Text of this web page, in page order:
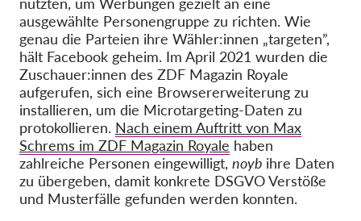
ausgewählte Personengruppe zu richten. Wie
genau die Parteien ihre Wähler:innen „targeten”,
hält Facebook geheim. Im April 2021 wurden die
Zuschauer:innen des ZDF Magazin Royale
aufgerufen, sich eine Browsererweiterung zu
installieren, um die Microtargeting-Daten zu
protokollieren. Nach einem Auftritt von Max
Schrems im ZDF Magazin Royale haben
zahlreiche Personen eingewilligt, noyb ihre Daten
zu übergeben, damit konkrete DSGVO Verstöße
und Musterfälle gefunden werden konnten.